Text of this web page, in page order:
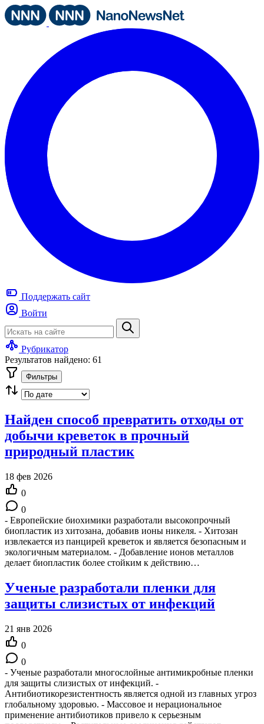
Поддержать сайт
Войти
Рубрикатор
Результатов найдено: 61
Фильтры
Найден способ превратить отходы от
добычи креветок в прочный
природный пластик
18 фев 2026
0
0
- Европейские биохимики разработали высокопрочный
биопластик из хитозана, добавив ионы никеля. - Хитозан
извлекается из панцирей креветок и является безопасным и
экологичным материалом. - Добавление ионов металлов
делает биопластик более стойким к действию…
Ученые разработали пленки для
защиты слизистых от инфекций
21 янв 2026
0
0
- Ученые разработали многослойные антимикробные пленки
для защиты слизистых от инфекций. -
Антибиотикорезистентность является одной из главных угроз
глобальному здоровью. - Массовое и нерациональное
применение антибиотиков привело к серьезным